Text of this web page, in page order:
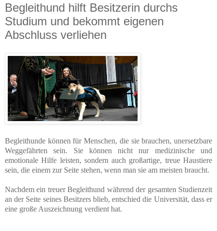
Begleithund hilft Besitzerin durchs
Studium und bekommt eigenen
Abschluss verliehen
Begleithunde können für Menschen, die sie brauchen, unersetzbare
Weggefährten sein. Sie können nicht nur medizinische und
emotionale Hilfe leisten, sondern auch großartige, treue Haustiere
sein, die einem zur Seite stehen, wenn man sie am meisten braucht.
Nachdem ein treuer Begleithund während der gesamten Studienzeit
an der Seite seines Besitzers blieb, entschied die Universität, dass er
eine große Auszeichnung verdient hat.